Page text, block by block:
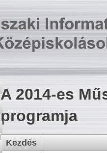
A 2014-es
programja
Kezdés